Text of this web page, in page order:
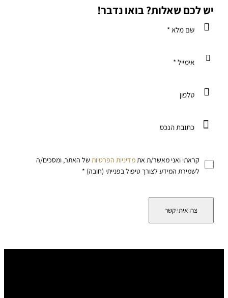
יש לכם שאלות?בואו נדבר!
קראתי ואני מאשר/ת אתמדיניות הפרטיותשל האתר, ומסכים/ה
לשמירת המידע לצורך טיפול בפנייתי (חובה) *